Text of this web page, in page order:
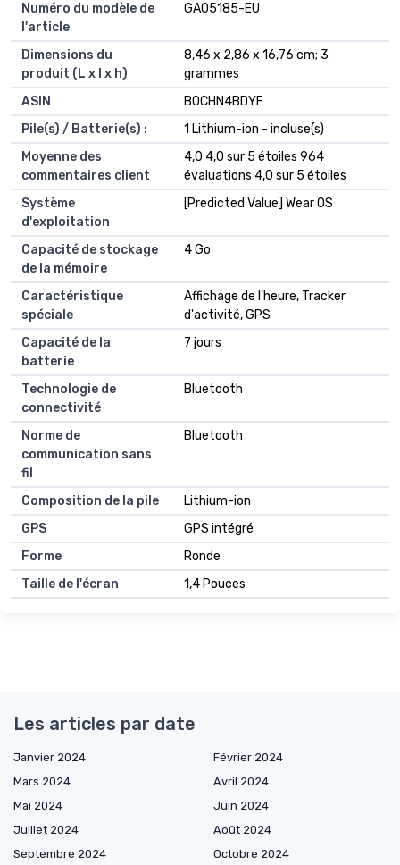
Numéro du modèle de
l'article
‎GA05185-EU
Dimensions du
produit (L x l x h)
‎8,46 x 2,86 x 16,76 cm; 3
grammes
ASIN
‎B0CHN4BDYF
Pile(s) / Batterie(s) :
1 Lithium-ion - incluse(s)
Moyenne des
commentaires client
4,0 4,0 sur 5 étoiles 964
évaluations 4,0 sur 5 étoiles
Système
d'exploitation
[Predicted Value] Wear OS
Capacité de stockage
de la mémoire
4 Go
Caractéristique
spéciale
Affichage de l'heure, Tracker
d'activité, GPS
Capacité de la
batterie
7 jours
Technologie de
connectivité
Bluetooth
Norme de
communication sans
fil
Bluetooth
Composition de la pile
Lithium-ion
GPS
GPS intégré
Forme
Ronde
Taille de l'écran
1,4 Pouces
Les articles par date
Janvier 2024
Février 2024
Mars 2024
Avril 2024
Mai 2024
Juin 2024
Juillet 2024
Août 2024
Septembre 2024
Octobre 2024